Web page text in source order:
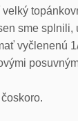
sme splnili,
vyčlenenú